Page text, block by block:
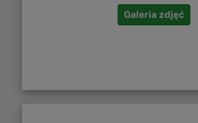
Galeria zdjęć